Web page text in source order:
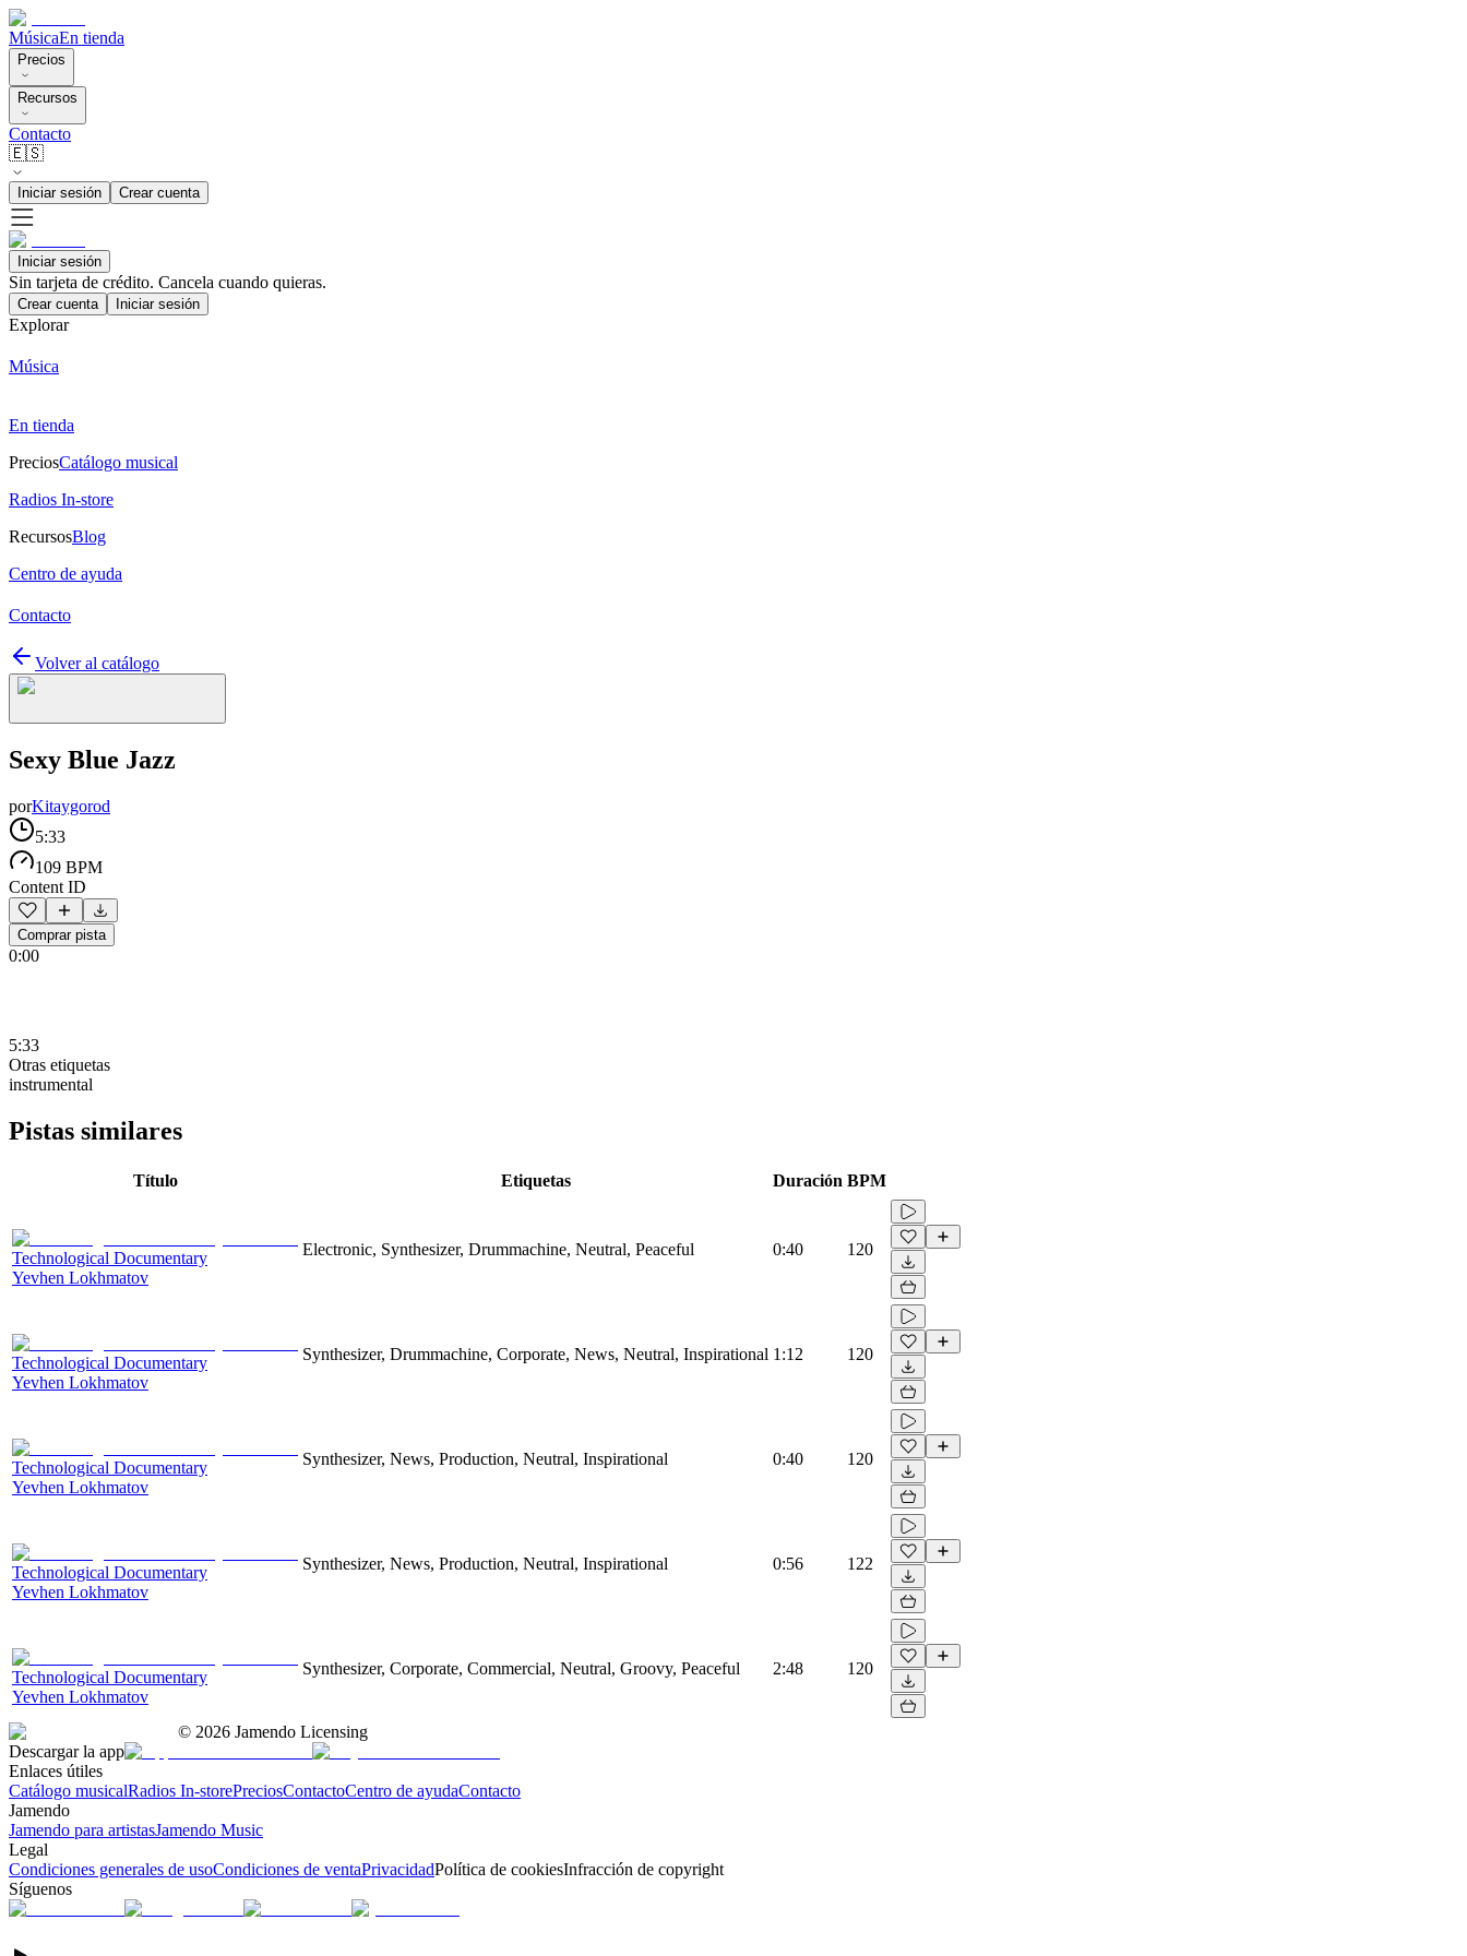
MúsicaEn tienda
Precios
Recursos
Contacto
🇪🇸
Iniciar sesión Crear cuenta
Iniciar sesión
Sin tarjeta de crédito. Cancela cuando quieras.
Crear cuenta Iniciar sesión
Explorar
Música
En tienda
PreciosCatálogo musical
Radios In-store
RecursosBlog
Centro de ayuda
Contacto
Volver al catálogo
Sexy Blue Jazz
porKitaygorod
5:33
109 BPM
Content ID
Comprar pista
0:00
5:33
Otras etiquetas
instrumental
Pistas similares
Título Etiquetas Duración BPM
Technological Documentary
Yevhen Lokhmatov
Electronic, Synthesizer, Drummachine, Neutral, Peaceful 0:40 120
Technological Documentary
Yevhen Lokhmatov
Synthesizer, Drummachine, Corporate, News, Neutral, Inspirational 1:12 120
Technological Documentary
Yevhen Lokhmatov
Synthesizer, News, Production, Neutral, Inspirational 0:40 120
Technological Documentary
Yevhen Lokhmatov
Synthesizer, News, Production, Neutral, Inspirational 0:56 122
Technological Documentary
Yevhen Lokhmatov
Synthesizer, Corporate, Commercial, Neutral, Groovy, Peaceful 2:48 120
© 2026 Jamendo Licensing
Descargar la app
Enlaces útiles
Catálogo musicalRadios In-storePreciosContactoCentro de ayudaContacto
Jamendo
Jamendo para artistasJamendo Music
Legal
Condiciones generales de usoCondiciones de ventaPrivacidadPolítica de cookiesInfracción de copyright
Síguenos